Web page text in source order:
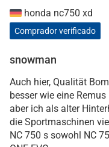
honda nc750 xd
Comprador verificado
snowman
Auch hier, Qualität
besser wie eine
aber ich als alter
die Sportmaschinen
NC 750 s sowohl NC